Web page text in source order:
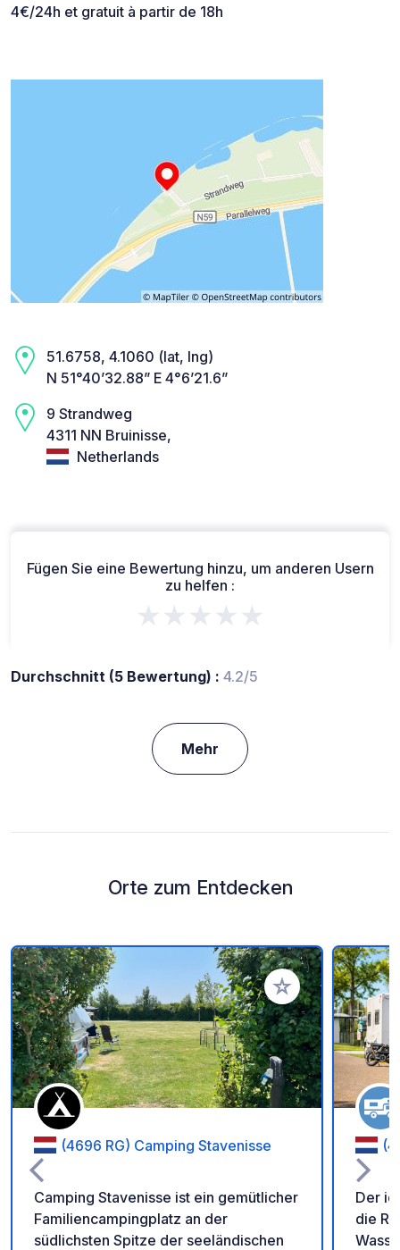
4€/24h et gratuit à partir de 18h
51.6758, 4.1060 (lat, lng)
N 51°40’32.88” E 4°6’21.6”
9 Strandweg
4311 NN Bruinisse,
Netherlands
Fügen Sie eine Bewertung hinzu, um anderen Usern
zu helfen :
★★★★★
Durchschnitt (5 Bewertung) : 4.2/5
Mehr
Orte zum Entdecken
Zu Ihren Favoriten
(4696 RG) Camping Stavenisse
Camping Stavenisse ist ein gemütlicher
Familiencampingplatz an der
südlichsten Spitze der seeländischen
Der
die